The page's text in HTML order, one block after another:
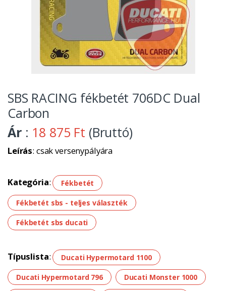
SBS RACING fékbetét 706DC Dual
Carbon
Ár : 18 875 Ft (Bruttó)
Leírás: csak versenypályára
Kategória: Fékbetét
Fékbetét sbs - teljes választék
Fékbetét sbs ducati
Típuslista: Ducati Hypermotard 1100
Ducati Hypermotard 796 Ducati Monster 1000